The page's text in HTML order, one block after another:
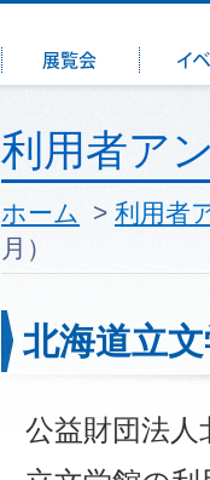
利用者ア
ホーム > 利用者
月）
北海道立
公益財団法